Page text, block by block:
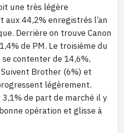
une très légère
44,2% enregistrés l’an
Derrière on trouve Canon
de PM. Le troisième du
contenter de 14,6%,
Brother (6%) et
légèrement.
de part de marché il y
opération et glisse à